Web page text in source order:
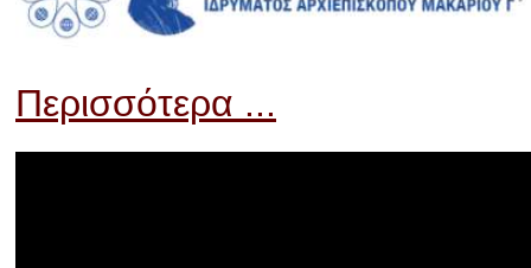
Περισσότερα ...